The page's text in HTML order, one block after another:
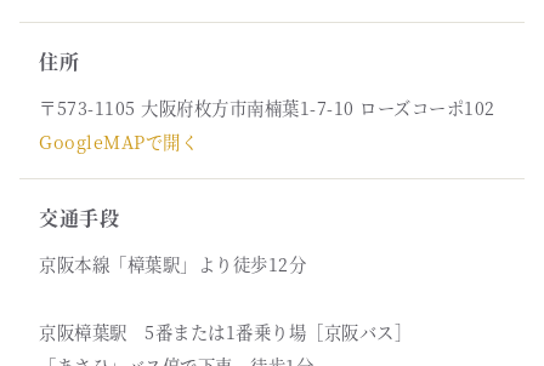
住所
〒573-1105 大阪府枚方市南楠葉1-7-10 ローズコーポ102
GoogleMAPで開く
交通手段
京阪本線「樟葉駅」より徒歩12分
京阪樟葉駅 5番または1番乗り場［京阪バス］